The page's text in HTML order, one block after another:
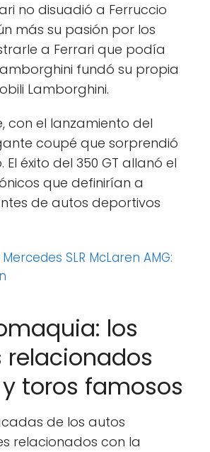
no disuadió a Ferruccio
más su pasión por los
a Ferrari que podía
fundó su propia
Lamborghini.
con el lanzamiento del
coupé que sorprendió
éxito del 350 GT allanó el
que definirían a
de autos deportivos
SLR McLaren AMG:
los
toros famosos
de los autos
relacionados con la